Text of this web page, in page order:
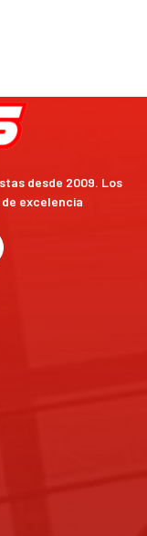
desde 2009. Los
excelencia